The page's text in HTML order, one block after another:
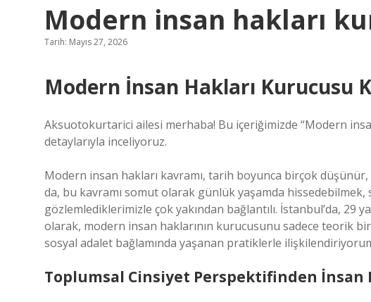
Modern insan hakları
Tarih: Mayıs 27, 2026
Modern İnsan Hakları Kurucusu
Aksuotokurtarici ailesi merhaba! Bu içeriğimizde “Modern
detaylarıyla inceliyoruz.
Modern insan hakları kavramı, tarih boyunca birçok
da, bu kavramı somut olarak günlük yaşamda
gözlemlediklerimizle çok yakından bağlantılı. İstanbul’da, 29
olarak, modern insan haklarının kurucusunu sadece teorik
sosyal adalet bağlamında yaşanan pratiklerle
Toplumsal Cinsiyet Perspektifinden İnsan